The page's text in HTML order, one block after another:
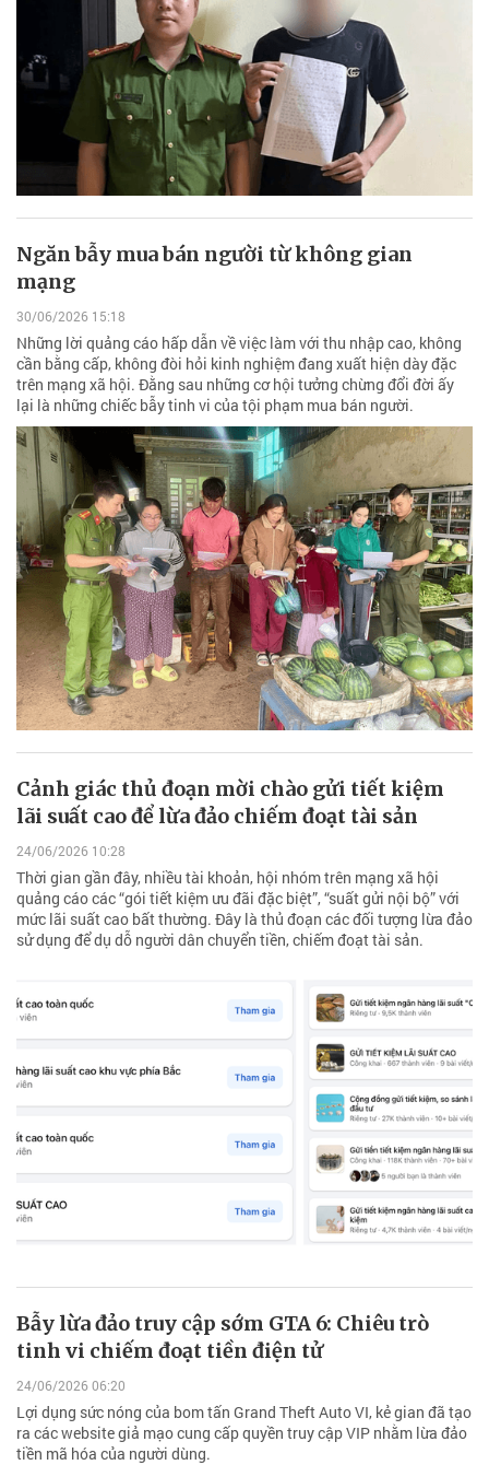
Ngăn bẫy mua bán người từ không gian
mạng
30/06/2026 15:18
Những lời quảng cáo hấp dẫn về việc làm với thu nhập cao, không
cần bằng cấp, không đòi hỏi kinh nghiệm đang xuất hiện dày đặc
trên mạng xã hội. Đằng sau những cơ hội tưởng chừng đổi đời ấy
lại là những chiếc bẫy tinh vi của tội phạm mua bán người.
Cảnh giác thủ đoạn mời chào gửi tiết kiệm
lãi suất cao để lừa đảo chiếm đoạt tài sản
24/06/2026 10:28
Thời gian gần đây, nhiều tài khoản, hội nhóm trên mạng xã hội
quảng cáo các “gói tiết kiệm ưu đãi đặc biệt”, “suất gửi nội bộ” với
mức lãi suất cao bất thường. Đây là thủ đoạn các đối tượng lừa đảo
sử dụng để dụ dỗ người dân chuyển tiền, chiếm đoạt tài sản.
Bẫy lừa đảo truy cập sớm GTA 6: Chiêu trò
tinh vi chiếm đoạt tiền điện tử
24/06/2026 06:20
Lợi dụng sức nóng của bom tấn Grand Theft Auto VI, kẻ gian đã tạo
ra các website giả mạo cung cấp quyền truy cập VIP nhằm lừa đảo
tiền mã hóa của người dùng.